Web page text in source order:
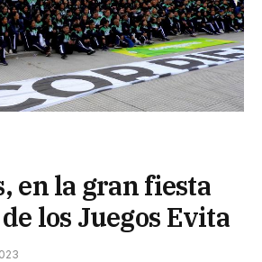
en la gran fiesta
los Juegos Evita